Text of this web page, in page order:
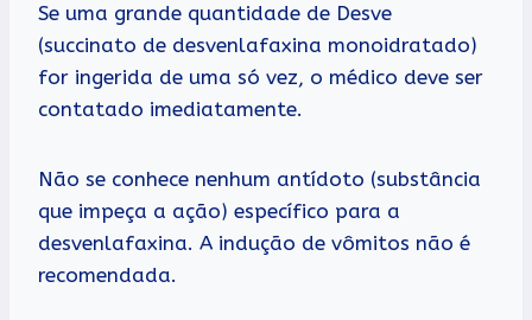
Se uma grande quantidade de Desve
(succinato de desvenlafaxina monoidratado)
for ingerida de uma só vez, o médico deve ser
contatado imediatamente.
Não se conhece nenhum antídoto (substância
que impeça a ação) específico para a
desvenlafaxina. A indução de vômitos não é
recomendada.